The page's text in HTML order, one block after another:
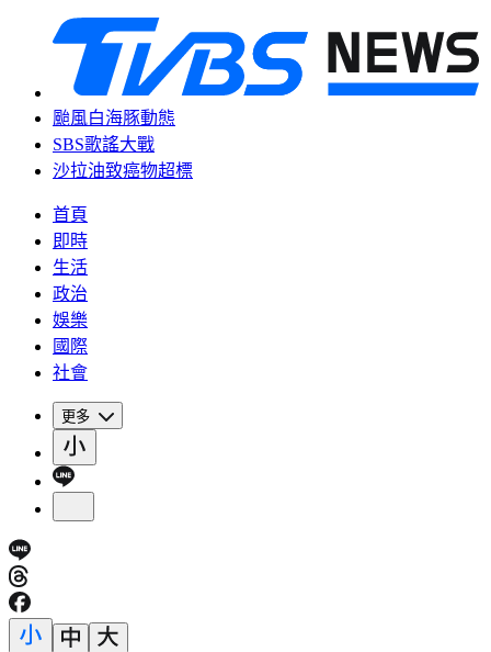
颱風白海豚動態
SBS歌謠大戰
沙拉油致癌物超標
首頁
即時
生活
政治
娛樂
國際
社會
更多